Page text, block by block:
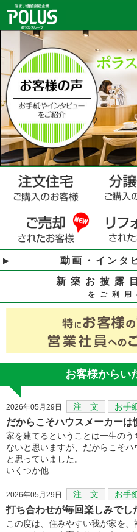
動画・インタ
新築お披露
をご利用
お客様からい
2026年05月29日 注 文 お手
だからこそハウスメーカーは
家を建てるということは一生の
ないと思いますが、だからこそ
と思っていました。
いくつか他…
2026年05月29日 注 文 お手
打ち合わせが毎回楽しみでし
この度は、住みやすい我が家を